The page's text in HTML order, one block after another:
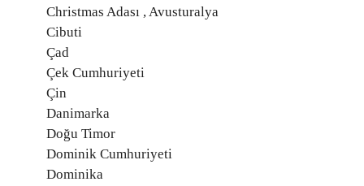
Christmas Adası , Avusturalya
Cibuti
Çad
Çek Cumhuriyeti
Çin
Danimarka
Doğu Timor
Dominik Cumhuriyeti
Dominika